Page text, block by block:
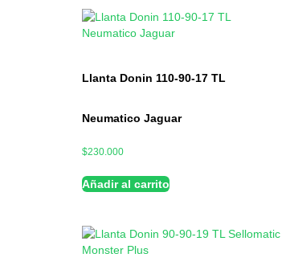
Llanta Donin 110-90-17 TL
Neumatico Jaguar
$230.000
Añadir al carrito